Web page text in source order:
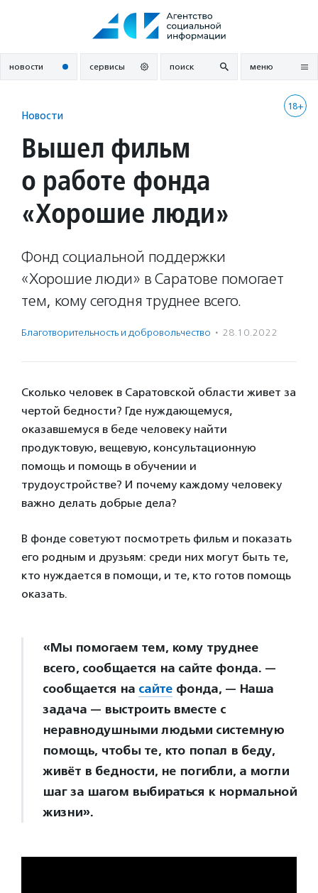
новости сервисы поиск меню
18+
Новости
Вышел фильм
о работе фонда
«Хорошие люди»
Фонд социальной поддержки
«Хорошие люди» в Саратове помогает
тем, кому сегодня труднее всего.
Благотвори­тель­ность и доброволь­чест­во · 28.10.2022
Сколько человек в Саратовской области живет за
чертой бедности? Где нуждающемуся,
оказавшемуся в беде человеку найти
продуктовую, вещевую, консультационную
помощь и помощь в обучении и
трудоустройстве? И почему каждому человеку
важно делать добрые дела?
В фонде советуют посмотреть фильм и показать
его родным и друзьям: среди них могут быть те,
кто нуждается в помощи, и те, кто готов помощь
оказать.
«Мы помогаем тем, кому труднее
всего, сообщается на сайте фонда. —
сообщается на сайте фонда, — Наша
задача — выстроить вместе с
неравнодушными людьми системную
помощь, чтобы те, кто попал в беду,
живёт в бедности, не погибли, а могли
шаг за шагом выбираться к нормальной
жизни».